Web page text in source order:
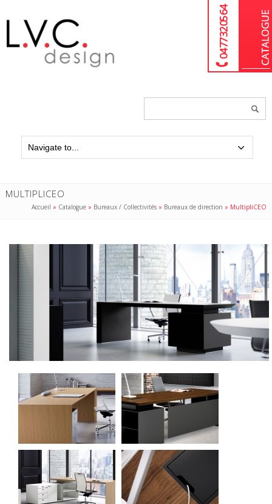
04 77 32 05 64
MULTIPLICEO
Accueil » Catalogue » Bureaux / Collectivités » Bureaux de direction » MultipliCEO